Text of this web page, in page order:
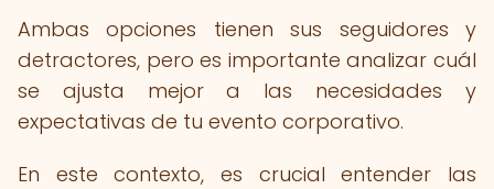
Ambas opciones tienen sus seguidores y
detractores, pero es importante analizar cuál
se ajusta mejor a las necesidades y
expectativas de tu evento corporativo.
En este contexto, es crucial entender las